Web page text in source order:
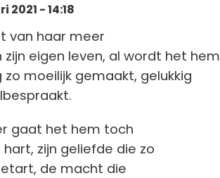
2021 - 14:18
van haar meer
zijn eigen leven, al wordt het hem
zo moeilijk gemaakt, gelukkig
gaat het hem toch
zijn geliefde die zo
de macht die